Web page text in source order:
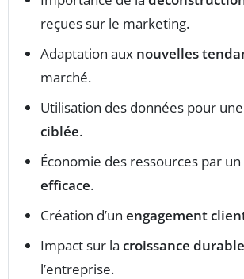
reçues sur le marketing.
Adaptation aux nouvelles
marché.
Utilisation des données pour une
ciblée.
Économie des ressources par un
efficace.
Création d’un engagement
Impact sur la croissance durable
l’entreprise.